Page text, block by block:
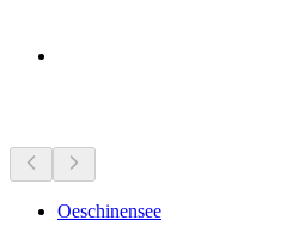
Oeschinensee